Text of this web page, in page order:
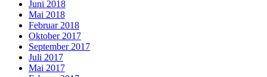
Juni 2018
Mai 2018
Februar 2018
Oktober 2017
September 2017
Juli 2017
Mai 2017